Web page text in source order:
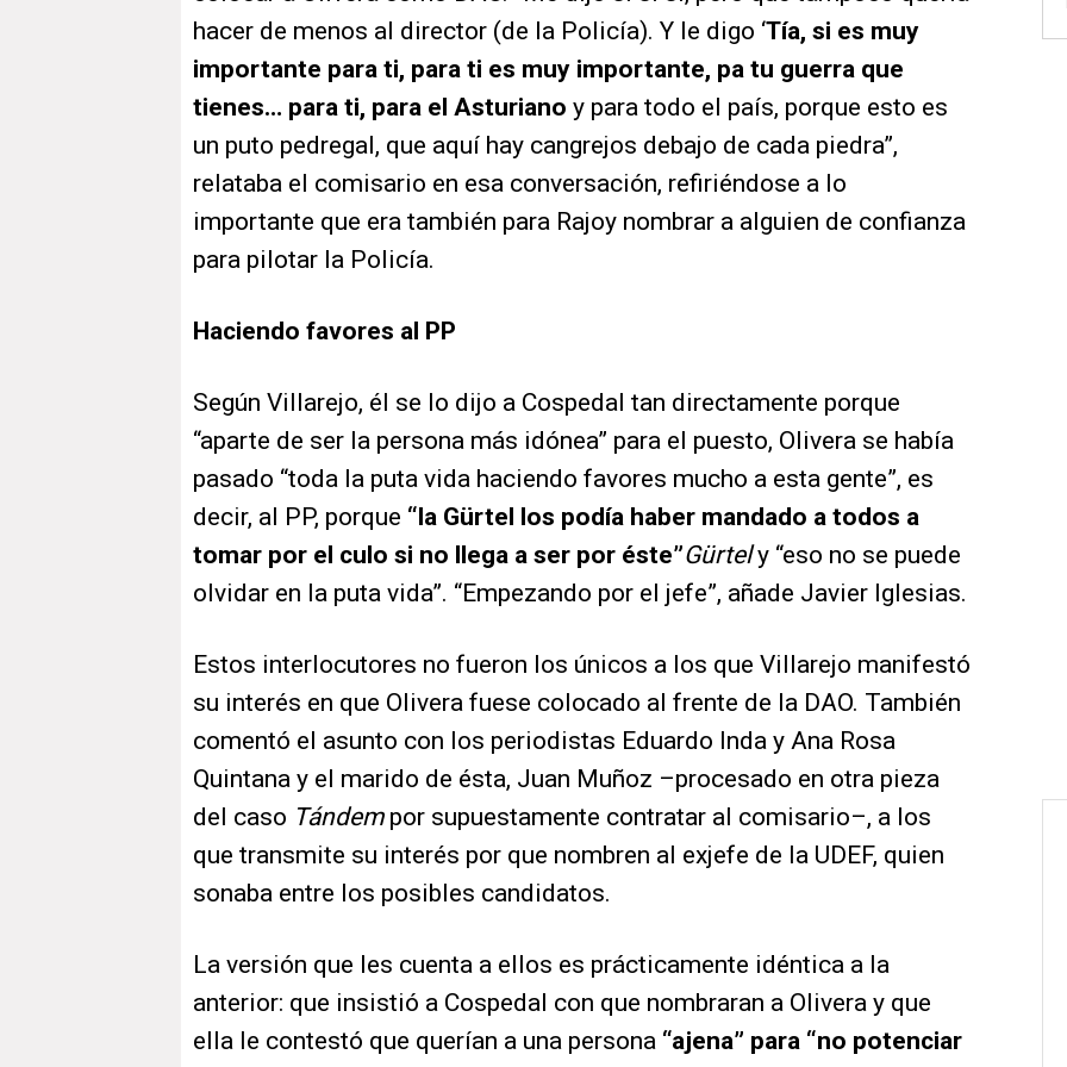
hacer de menos al director (de la Policía). Y le digo ‘Tía, si es muy
importante para ti, para ti es muy importante, pa tu guerra que
tienes… para ti, para el Asturiano y para todo el país, porque esto es
un puto pedregal, que aquí hay cangrejos debajo de cada piedra”,
relataba el comisario en esa conversación, refiriéndose a lo
importante que era también para Rajoy nombrar a alguien de confianza
para pilotar la Policía.
Haciendo favores al PP
Según Villarejo, él se lo dijo a Cospedal tan directamente porque
“aparte de ser la persona más idónea” para el puesto, Olivera se había
pasado “toda la puta vida haciendo favores mucho a esta gente”, es
decir, al PP, porque “la Gürtel los podía haber mandado a todos a
tomar por el culo si no llega a ser por éste”Gürtely “eso no se puede
olvidar en la puta vida”. “Empezando por el jefe”, añade Javier Iglesias.
Estos interlocutores no fueron los únicos a los que Villarejo manifestó
su interés en que Olivera fuese colocado al frente de la DAO. También
comentó el asunto con los periodistas Eduardo Inda y Ana Rosa
Quintana y el marido de ésta, Juan Muñoz –procesado en otra pieza
del caso Tándempor supuestamente contratar al comisario–, a los
que transmite su interés por que nombren al exjefe de la UDEF, quien
sonaba entre los posibles candidatos.
La versión que les cuenta a ellos es prácticamente idéntica a la
anterior: que insistió a Cospedal con que nombraran a Olivera y que
ella le contestó que querían a una persona “ajena” para “no potenciar